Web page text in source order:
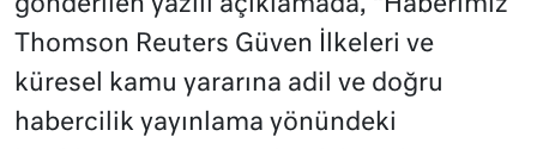
gönderilen yazılı açıklamada, “Haberimiz
Thomson Reuters Güven İlkeleri ve
küresel kamu yararına adil ve doğru
habercilik yayınlama yönündeki